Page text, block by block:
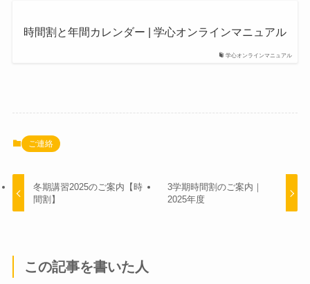
学心オンラインマニュアル
時間割と年間カレンダー | 学心オンラインマニュアル
ご連絡
冬期講習2025のご案内【時
間割】
3学期時間割のご案内｜
2025年度
この記事を書いた人